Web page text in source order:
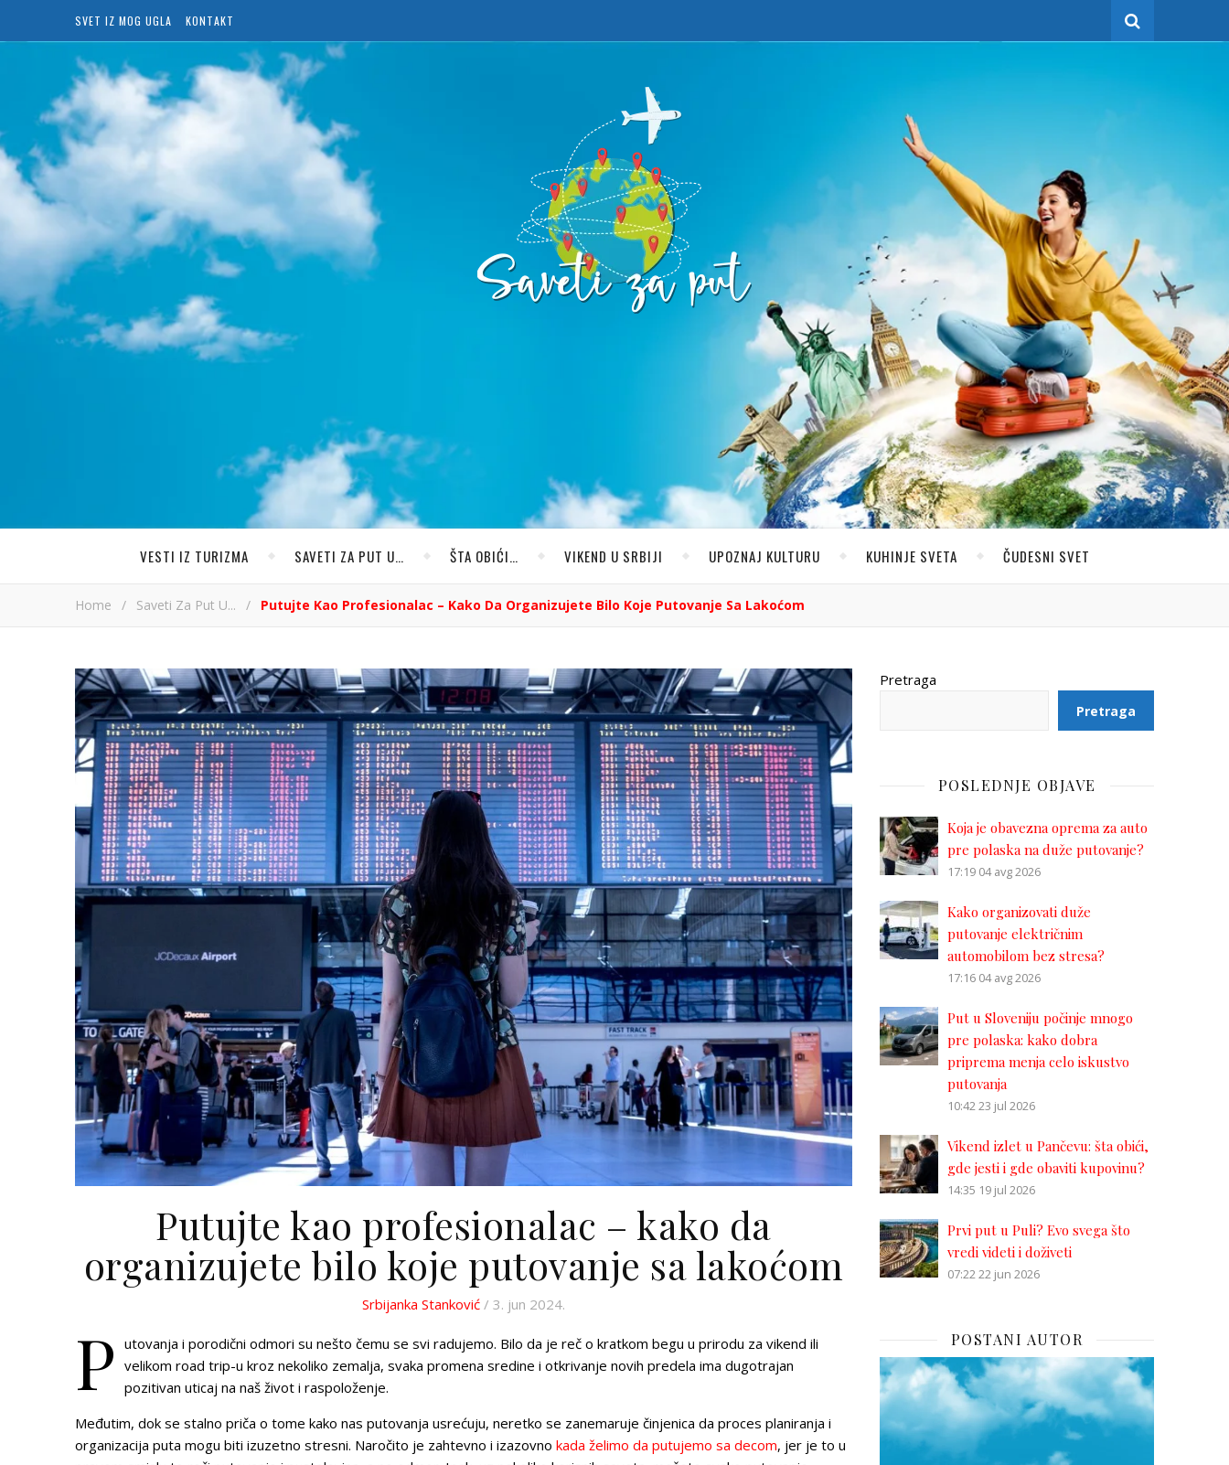
SVET IZ MOG UGLA KONTAKT
VESTI IZ TURIZMA SAVETI ZA PUT U… ŠTA OBIĆI… VIKEND U SRBIJI UPOZNAJ KULTURU KUHINJE SVETA ČUDESNI SVET
Home / Saveti Za Put U... / Putujte Kao Profesionalac – Kako Da Organizujete Bilo Koje Putovanje Sa Lakoćom
Putujte kao profesionalac – kako da
organizujete bilo koje putovanje sa lakoćom
Srbijanka Stanković / 3. jun 2024.
P utovanja i porodični odmori su nešto čemu se svi radujemo. Bilo da je reč o kratkom begu u prirodu za vikend ili
velikom road trip-u kroz nekoliko zemalja, svaka promena sredine i otkrivanje novih predela ima dugotrajan
pozitivan uticaj na naš život i raspoloženje.
Međutim, dok se stalno priča o tome kako nas putovanja usrećuju, neretko se zanemaruje činjenica da proces planiranja i
organizacija puta mogu biti izuzetno stresni. Naročito je zahtevno i izazovno kada želimo da putujemo sa decom, jer je to u
Pretraga
Pretraga
POSLEDNJE OBJAVE
Koja je obavezna oprema za auto
pre polaska na duže putovanje?
17:19 04 avg 2026
Kako organizovati duže
putovanje električnim
automobilom bez stresa?
17:16 04 avg 2026
Put u Sloveniju počinje mnogo
pre polaska: kako dobra
priprema menja celo iskustvo
putovanja
10:4223 jul 2026
Vikend izlet u Pančevu: šta obići,
gde jesti i gde obaviti kupovinu?
14:35 19 jul 2026
Prvi put u Puli? Evo svega što
vredi videti i doživeti
07:2222 jun 2026
POSTANI AUTOR